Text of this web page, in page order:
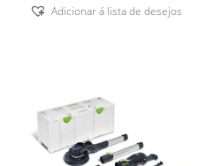
Adicionar á lista de desejos